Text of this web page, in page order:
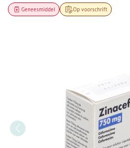
Op voorschrift
Geneesmiddel